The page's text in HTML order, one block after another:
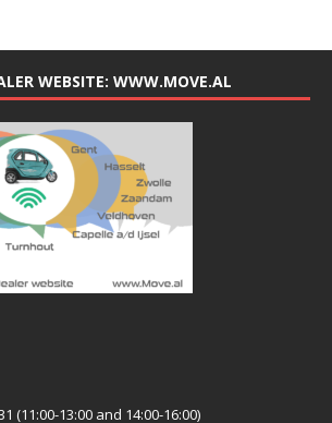
WEBSITE: WWW.MOVE.AL
(11:00-13:00 and 14:00-16:00)